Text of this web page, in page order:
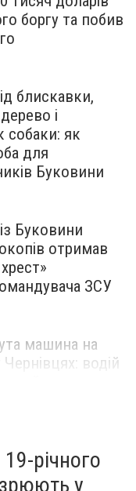
боргу та побив
блискавки,
і
собаки: як
для
Буковини
Буковини
отримав
ЗСУ
машина на
водій
новий
температурний
річного
у